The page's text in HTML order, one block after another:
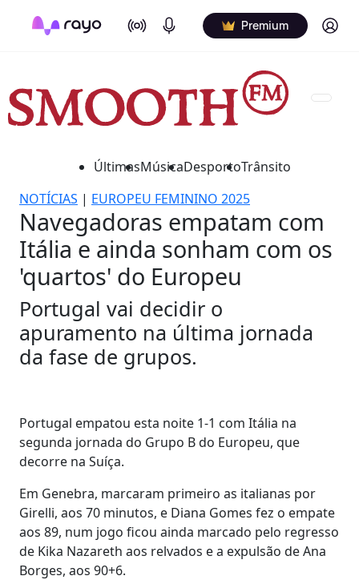
On Air Podcasts Premium Log in
ÚltimasMúsicaDesportoTrânsito
NOTÍCIAS | EUROPEU FEMININO 2025
Navegadoras empatam com
Itália e ainda sonham com os
'quartos' do Europeu
Portugal vai decidir o
apuramento na última jornada
da fase de grupos.
Portugal empatou esta noite 1-1 com Itália na
segunda jornada do Grupo B do Europeu, que
decorre na Suíça.
Em Genebra, marcaram primeiro as italianas por
Girelli, aos 70 minutos, e Diana Gomes fez o empate
aos 89, num jogo ficou ainda marcado pelo regresso
de Kika Nazareth aos relvados e a expulsão de Ana
Borges, aos 90+6.